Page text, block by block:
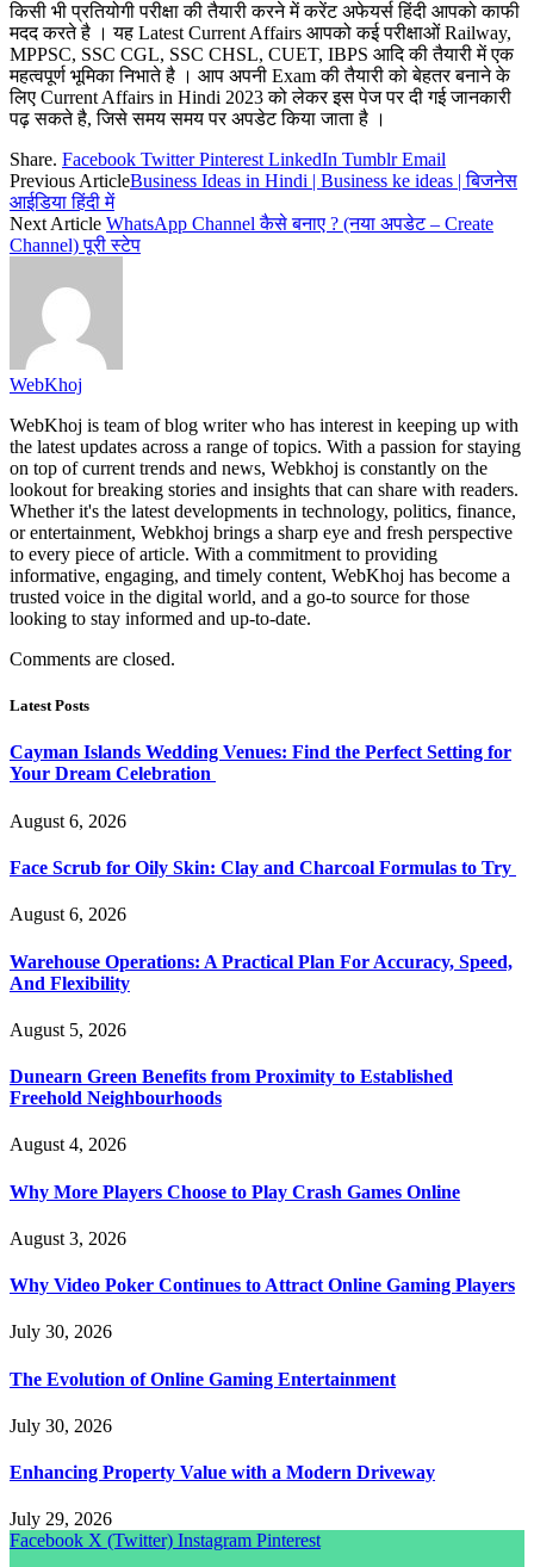
किसी भी प्रतियोगी परीक्षा की तैयारी करने में करेंट अफेयर्स हिंदी आपको काफी
मदद करते है । यह Latest Current Affairs आपको कई परीक्षाओं Railway,
MPPSC, SSC CGL, SSC CHSL, CUET, IBPS आदि की तैयारी में एक
महत्वपूर्ण भूमिका निभाते है । आप अपनी Exam की तैयारी को बेहतर बनाने के
लिए Current Affairs in Hindi 2023 को लेकर इस पेज पर दी गई जानकारी
पढ़ सकते है, जिसे समय समय पर अपडेट किया जाता है ।
Share. Facebook Twitter Pinterest LinkedIn Tumblr Email
Previous ArticleBusiness Ideas in Hindi | Business ke ideas | बिजनेस
आईडिया हिंदी में
Next Article WhatsApp Channel कैसे बनाए ? (नया अपडेट – Create
Channel) पूरी स्टेप
WebKhoj
WebKhoj is team of blog writer who has interest in keeping up with
the latest updates across a range of topics. With a passion for staying
on top of current trends and news, Webkhoj is constantly on the
lookout for breaking stories and insights that can share with readers.
Whether it's the latest developments in technology, politics, finance,
or entertainment, Webkhoj brings a sharp eye and fresh perspective
to every piece of article. With a commitment to providing
informative, engaging, and timely content, WebKhoj has become a
trusted voice in the digital world, and a go-to source for those
looking to stay informed and up-to-date.
Comments are closed.
Latest Posts
Cayman Islands Wedding Venues: Find the Perfect Setting for
Your Dream Celebration
August 6, 2026
Face Scrub for Oily Skin: Clay and Charcoal Formulas to Try
August 6, 2026
Warehouse Operations: A Practical Plan For Accuracy, Speed,
And Flexibility
August 5, 2026
Dunearn Green Benefits from Proximity to Established
Freehold Neighbourhoods
August 4, 2026
Why More Players Choose to Play Crash Games Online
August 3, 2026
Why Video Poker Continues to Attract Online Gaming Players
July 30, 2026
The Evolution of Online Gaming Entertainment
July 30, 2026
Enhancing Property Value with a Modern Driveway
July 29, 2026
Facebook X (Twitter) Instagram Pinterest